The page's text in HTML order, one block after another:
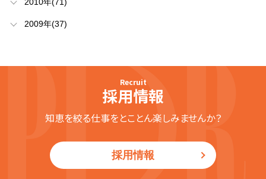
2009年(37)
Recruit
採用情報
知恵を絞る仕事をとことん楽しみませんか？
採用情報